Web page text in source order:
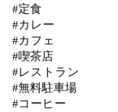
#定食
#カレー
#カフェ
#喫茶店
#レストラン
#無料駐車場
#コーヒー